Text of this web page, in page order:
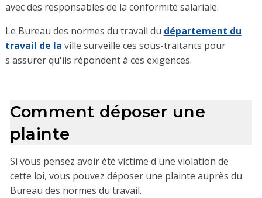
avec des responsables de la conformité salariale.
Le Bureau des normes du travail du département du
travail de la ville surveille ces sous-traitants pour
s'assurer qu'ils répondent à ces exigences.
Comment déposer une
plainte
Si vous pensez avoir été victime d'une violation de
cette loi, vous pouvez déposer une plainte auprès du
Bureau des normes du travail.